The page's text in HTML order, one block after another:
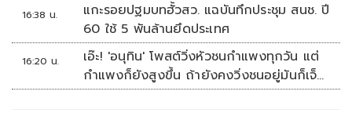
16:38 น.
แกะรอยปฐมบทฮั้วสว. แฉบันทึกประชุม สนช. ปี
60 ใช้ 5 พันล้านยึดประเทศ
16:20 น.
เอ๊ะ! 'อนุทิน' โพสต์วิ่งหัวชนกำแพงทุกวัน แต่
กำแพงก็ยังสูงขึ้น ถ้ายังคงวิ่งชนอยู่มันก็เจ็บ
หัวอีก